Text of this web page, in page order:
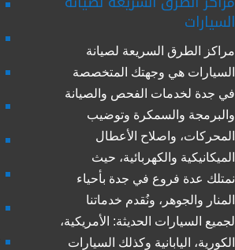
السيارات
مراكز الطرق السريعة لصيانة
السيارات هي وجهتك المتخصصة
في جدة لخدمات الفحص والصيانة
والبرمجة والسمكرة وتوضيب
المحركات، واصلاح الأعطال
الميكانيكية والكهربائية، حيث
نمتلك عدة فروع في جدة بأحياء
المنار والجوهر، ونُقدم خدماتنا
لجميع السيارات الحديثة: الأمريكية،
الكورية، اليابانية وكذلك السيارات